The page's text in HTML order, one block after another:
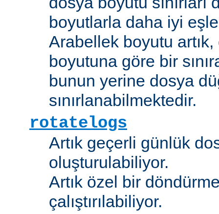
boyutlarla daha iyi
Arabellek boyutu
boyutuna göre bir
bunun yerine dosya
sınırlanabilmektedir.
rotatelogs
Artık geçerli günlük
oluşturulabiliyor.
Artık özel bir
çalıştırılabiliyor.